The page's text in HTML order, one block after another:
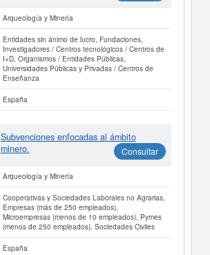
Arqueología y Minería
Entidades sin ánimo de lucro, Fundaciones,
Investigadores / Centros tecnológicos / Centros de
I+D, Organismos / Entidades Públicas,
Universidades Públicas y Privadas / Centros de
Enseñanza
España
Subvenciones enfocadas al ámbito
minero.
Consultar
Arqueología y Minería
Cooperativas y Sociedades Laborales no Agrarias,
Empresas (más de 250 empleados),
Microempresas (menos de 10 empleados), Pymes
(menos de 250 empleados), Sociedades Civiles
España